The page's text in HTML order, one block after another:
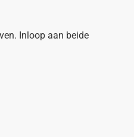
Inloop aan beide